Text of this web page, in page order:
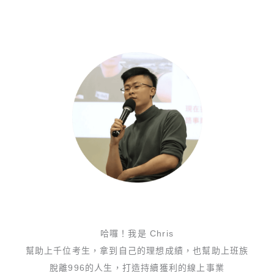
哈囉！我是 Chris
幫助上千位考生，拿到自己的理想成績，也幫助上班族
脫離996的人生，打造持續獲利的線上事業